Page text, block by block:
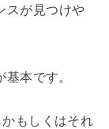
スが見つけや
本です。
もしくはそれ